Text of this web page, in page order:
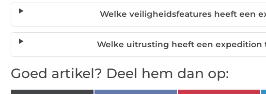
Welke veiligheidsfeatures heeft een
Welke uitrusting heeft een expedition
Goed artikel? Deel hem dan op: